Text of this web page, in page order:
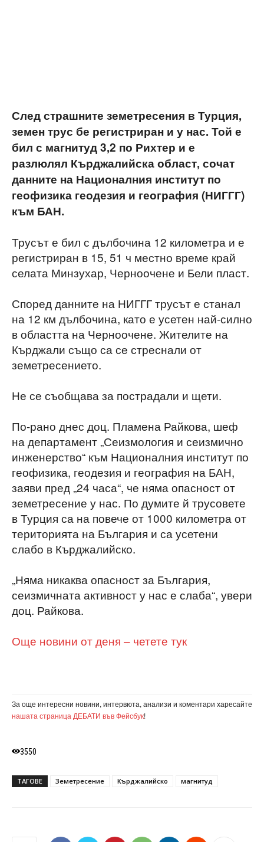
След страшните земетресения в Турция,
земен трус бе регистриран и у нас. Той е
бил с магнитуд 3,2 по Рихтер и е
разлюлял Кърджалийска област, сочат
данните на Националния институт по
геофизика геодезия и география (НИГГГ)
към БАН.
Трусът е бил с дълбочина 12 километра и е
регистриран в 15, 51 ч местно време край
селата Минзухар, Черноочене и Бели пласт.
Според данните на НИГГГ трусът е станал
на 12 км дълбочина, като е усетен най-силно
в областта на Черноочене. Жителите на
Кърджали също са се стреснали от
земетресението.
Не се съобщава за пострадали и щети.
По-рано днес доц. Пламена Райкова, шеф
на департамент „Сеизмология и сеизмично
инженерство“ към Националния институт по
геофизика, геодезия и география на БАН,
заяви пред „24 часа“, че няма опасност от
земетресение у нас. По думите й трусовете
в Турция са на повече от 1000 километра от
територията на България и са усетени
слабо в Кърджалийско.
„Няма никаква опасност за България,
сеизмичната активност у нас е слаба“, увери
доц. Райкова.
Още новини от деня – четете тук
За още интересни новини, интервюта, анализи и коментари харесайте
нашата страница ДЕБАТИ във Фейсбук!
3550
ТАГОВЕ Земетресение Кърджалийско магнитуд